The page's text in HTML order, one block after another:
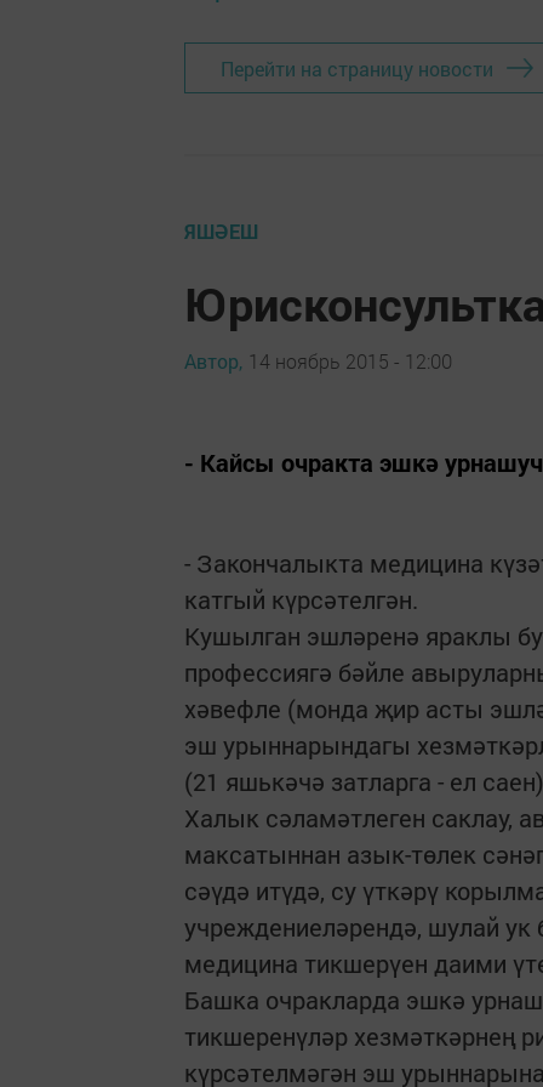
Перейти на страницу новости
ЯШӘЕШ
Автор, 14 ноябрь 2015 - 12:00
- Кайсы очракта эшкә
- Закончалыкта медицина
катгый күрсәтелгән.
Кушылган эшләренә яраклы
профессиягә бәйле
хәвефле (монда җир асты
эш урыннарындагы
(21 яшькәчә затларга - ел
Халык сәламәтлеген саклау,
максатыннан азык-төлек
сәүдә итүдә, су үткәрү
учреждениеләрендә, шулай
медицина тикшерүен даими
Башка очракларда эшкә
тикшеренүләр хезмәткәрнең
күрсәтелмәгән эш